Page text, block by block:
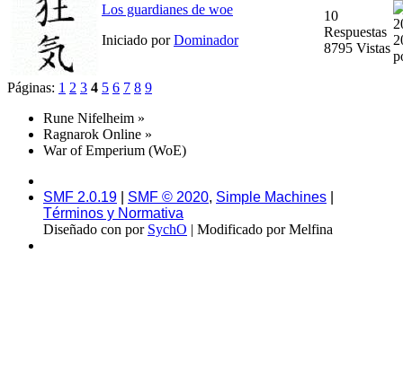
Los guardianes de woe
Iniciado porDominador
10
Respuestas
8795 Vistas
Páginas: 1 2 3 4 5 6 7 8 9
Rune Nifelheim »
Ragnarok Online »
War of Emperium (WoE)
SMF 2.0.19 SMF © 2020, Simple Machines
Términos y Normativa
Diseñado con por SychO | Modificado por Melfina